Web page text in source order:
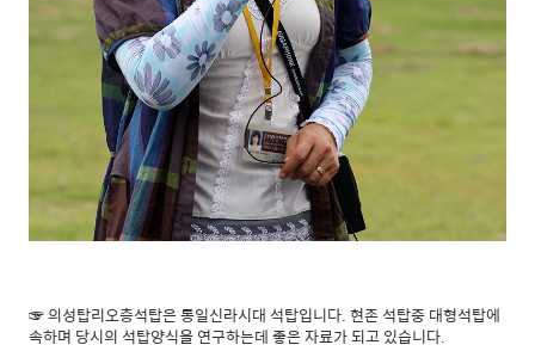
☞ 의성탑리오층석탑은 통일신라시대 석탑입니다. 현존 석탑중 대형석탑에
속하며 당시의 석탑양식을 연구하는데 좋은 자료가 되고 있습니다.